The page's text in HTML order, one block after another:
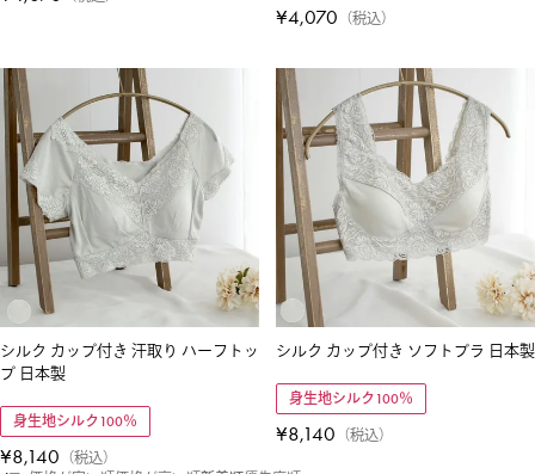
¥4,070 税込
シルク カップ付き 汗取り ハーフトッ
プ 日本製
身生地シルク100％
¥8,140 税込
シルク カップ付き ソフトブラ 日本製
身生地シルク100％
¥8,140 税込